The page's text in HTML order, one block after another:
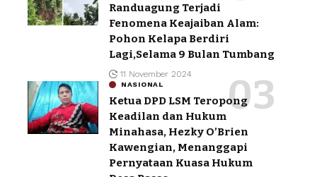
Randuagung Terjadi
Fenomena Keajaiban Alam:
Pohon Kelapa Berdiri
Lagi,Selama 9 Bulan Tumbang
11 November 2024
NASIONAL
Ketua DPD LSM Teropong
Keadilan dan Hukum
Minahasa, Hezky O’Brien
Kawengian, Menanggapi
Pernyataan Kuasa Hukum